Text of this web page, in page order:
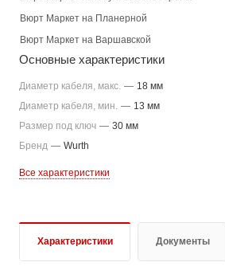
Вюрт Маркет на Планерной
Вюрт Маркет на Варшавской
Основные характеристики
Диаметр кабеля, макс. — 18 мм
Диаметр кабеля, мин. — 13 мм
Размер под ключ — 30 мм
Бренд — Wurth
Все характеристики
Характеристики Документы